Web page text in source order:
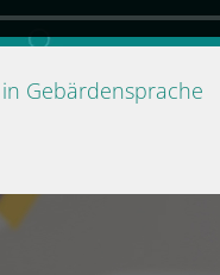
Gebärdensprache